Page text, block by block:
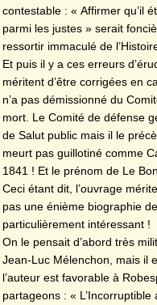
contestable : « Affirmer qu’il
parmi les justes » serait
ressortir immaculé de
Et puis il y a ces erreurs
méritent d’être corrigées en
n’a pas démissionné du
mort. Le Comité de défense
de Salut public mais il le
meurt pas guillotiné comme
1841 ! Et le prénom de Le
Ceci étant dit, l’ouvrage
pas une énième biographie
particulièrement intéressant !
On le pensait d’abord très
Jean-Luc Mélenchon, mais il
l’auteur est favorable à
partageons : «